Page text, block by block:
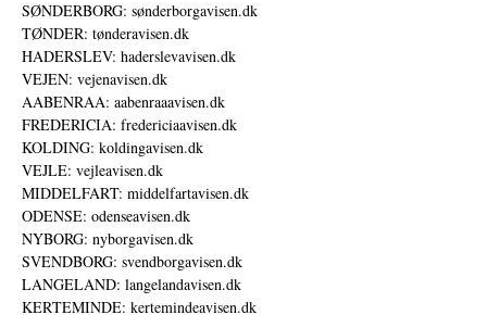
SØNDERBORG: sønderborgavisen.dk
TØNDER: tønderavisen.dk
HADERSLEV: haderslevavisen.dk
VEJEN: vejenavisen.dk
AABENRAA: aabenraaavisen.dk
FREDERICIA: fredericiaavisen.dk
KOLDING: koldingavisen.dk
VEJLE: vejleavisen.dk
MIDDELFART: middelfartavisen.dk
ODENSE: odenseavisen.dk
NYBORG: nyborgavisen.dk
SVENDBORG: svendborgavisen.dk
LANGELAND: langelandavisen.dk
KERTEMINDE: kertemindeavisen.dk